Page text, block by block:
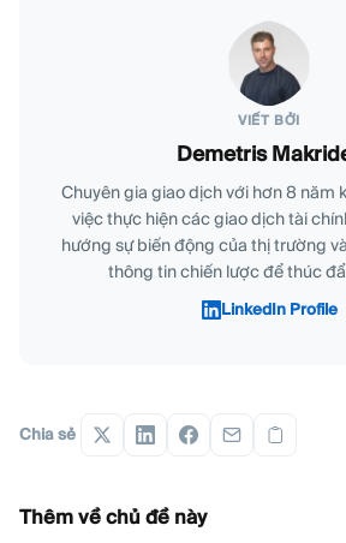
VIẾT BỞI
Demetris
Chuyên gia giao dịch với hơn 8 năm
việc thực hiện các giao dịch tài
hướng sự biến động của thị trường
thông tin chiến lược để thúc
LinkedIn Profile
Chia sẻ
Thêm về chủ đề này